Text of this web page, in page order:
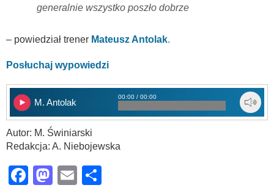
generalnie wszystko poszło dobrze
– powiedział trener Mateusz Antolak.
Posłuchaj wypowiedzi
M. Antolak
00:00 / 00:00
Autor: M. Świniarski
Redakcja: A. Niebojewska
Facebook
Mastodon
Email